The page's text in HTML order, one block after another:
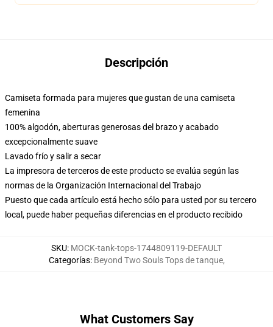
Descripción
Camiseta formada para mujeres que gustan de una camiseta
femenina
100% algodón, aberturas generosas del brazo y acabado
excepcionalmente suave
Lavado frío y salir a secar
La impresora de terceros de este producto se evalúa según las
normas de la Organización Internacional del Trabajo
Puesto que cada artículo está hecho sólo para usted por su tercero
local, puede haber pequeñas diferencias en el producto recibido
SKU: MOCK-tank-tops-1744809119-DEFAULT
Categorías: Beyond Two Souls Tops de tanque,
What Customers Say